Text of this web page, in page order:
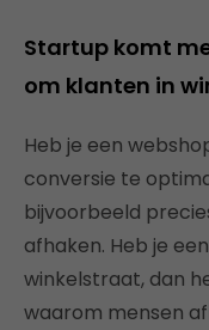
Startup komt
om klanten in
Heb je een
conversie te
bijvoorbeeld
afhaken. Heb je
winkelstraat, dan
waarom mensen